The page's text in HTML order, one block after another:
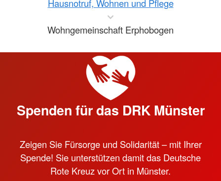
Hausnotruf, Wohnen und Pflege
Wohngemeinschaft Erphobogen
Spenden für das DRK Münster
Zeigen Sie Fürsorge und Solidarität – mit Ihrer
Spende! Sie unterstützen damit das Deutsche
Rote Kreuz vor Ort in Münster.